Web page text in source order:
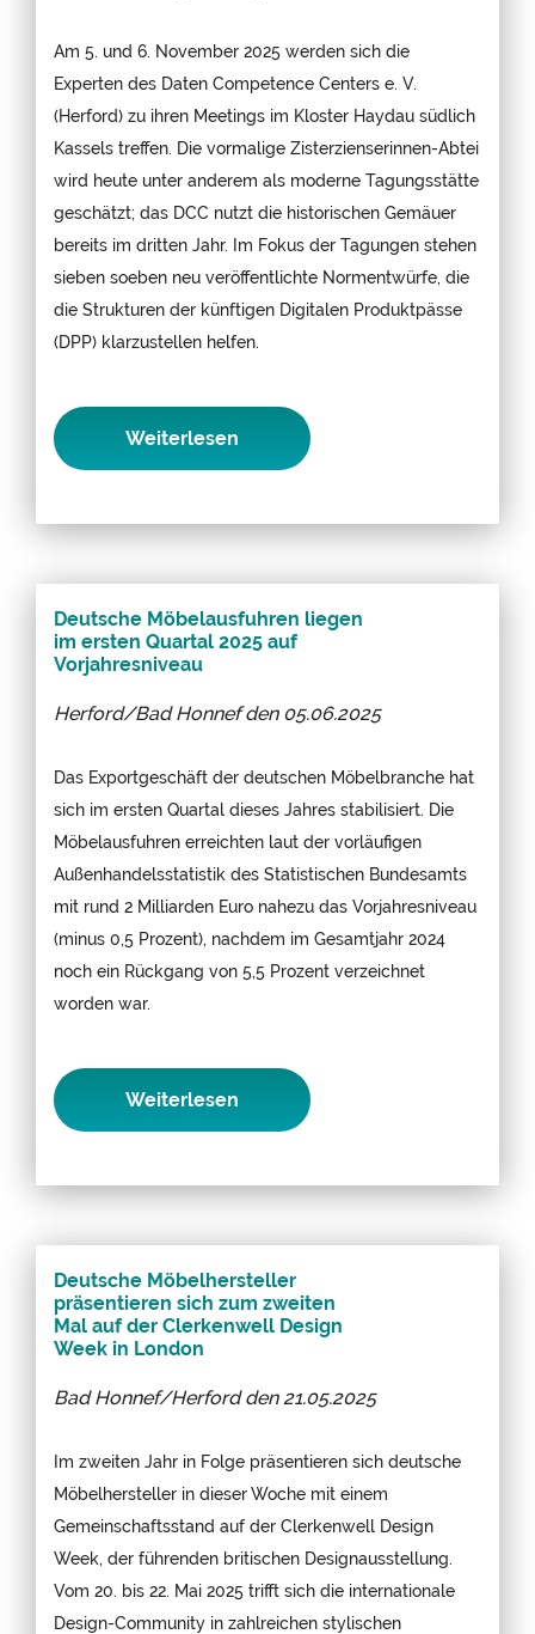
Am 5. und 6. November 2025 werden sich die
Experten des Daten Competence Centers e. V.
(Herford) zu ihren Meetings im Kloster Haydau südlich
Kassels treffen. Die vormalige Zisterzienserinnen-Abtei
wird heute unter anderem als moderne Tagungsstätte
geschätzt; das DCC nutzt die historischen Gemäuer
bereits im dritten Jahr. Im Fokus der Tagungen stehen
sieben soeben neu veröffentlichte Normentwürfe, die
die Strukturen der künftigen Digitalen Produktpässe
(DPP) klarzustellen helfen.
Weiterlesen
Deutsche Möbelausfuhren liegen
im ersten Quartal 2025 auf
Vorjahresniveau
Herford/Bad Honnef den 05.06.2025
Das Exportgeschäft der deutschen Möbelbranche hat
sich im ersten Quartal dieses Jahres stabilisiert. Die
Möbelausfuhren erreichten laut der vorläufigen
Außenhandelsstatistik des Statistischen Bundesamts
mit rund 2 Milliarden Euro nahezu das Vorjahresniveau
(minus 0,5 Prozent), nachdem im Gesamtjahr 2024
noch ein Rückgang von 5,5 Prozent verzeichnet
worden war.
Weiterlesen
Deutsche Möbelhersteller
präsentieren sich zum zweiten
Mal auf der Clerkenwell Design
Week in London
Bad Honnef/Herford den 21.05.2025
Im zweiten Jahr in Folge präsentieren sich deutsche
Möbelhersteller in dieser Woche mit einem
Gemeinschaftsstand auf der Clerkenwell Design
Week, der führenden britischen Designausstellung.
Vom 20. bis 22. Mai 2025 trifft sich die internationale
Design-Community in zahlreichen stylischen